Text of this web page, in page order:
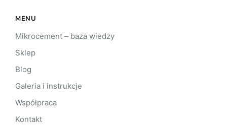
MENU
Mikrocement – baza wiedzy
Sklep
Blog
Galeria i instrukcje
Współpraca
Kontakt